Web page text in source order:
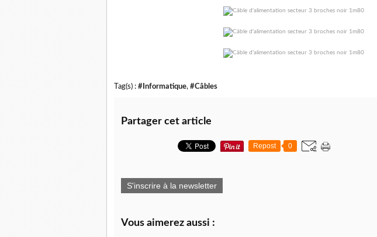
Tag(s) : #Informatique, #Câbles
Partager cet article
Repost 0
S'inscrire à la newsletter
Vous aimerez aussi :